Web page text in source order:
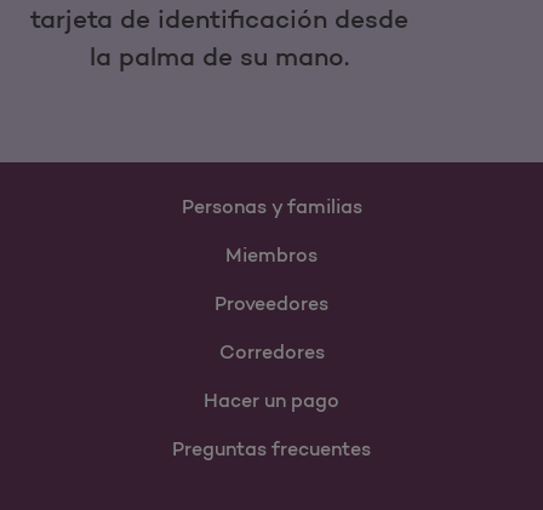
tarjeta de identificación desde
la palma de su mano.
Personas y familias
Miembros
Proveedores
Corredores
Hacer un pago
Preguntas frecuentes